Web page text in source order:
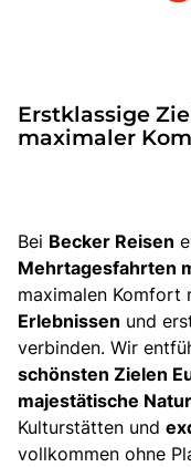
Service &
Erstklassige
maximaler
Bei Becker Reisen
Mehrtagesfahrten
maximalen Komfort
Erlebnissen und
verbinden. Wir
schönsten Zielen
majestätische
Kulturstätten und
vollkommen ohne